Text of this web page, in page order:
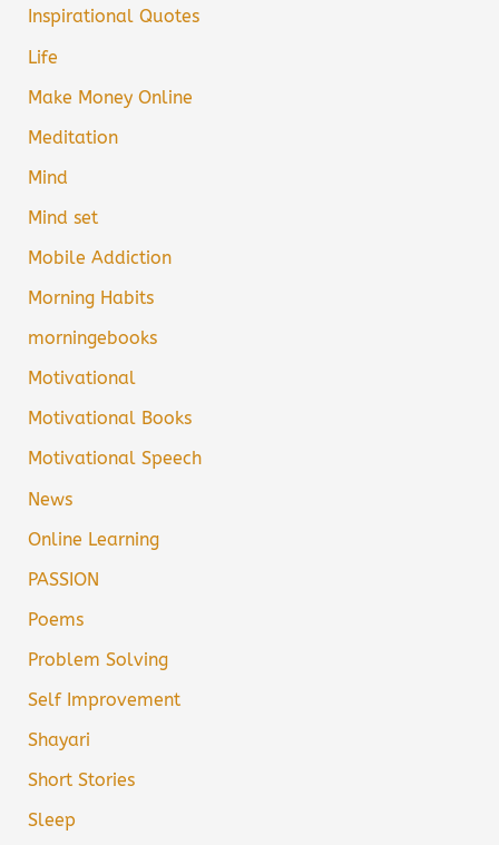
Inspirational Quotes
Life
Make Money Online
Meditation
Mind
Mind set
Mobile Addiction
Morning Habits
morningebooks
Motivational
Motivational Books
Motivational Speech
News
Online Learning
PASSION
Poems
Problem Solving
Self Improvement
Shayari
Short Stories
Sleep